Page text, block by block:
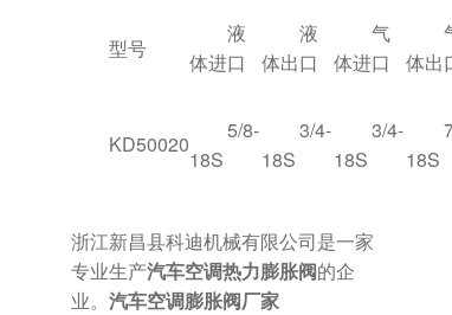
型号
液
体进口
液
体出口
气
体进口
气
体出口
KD50020
5/8-
18S
3/4-
18S
3/4-
18S
18S
浙江新昌县科迪机械有限公司是一家
专业生产汽车空调热力膨胀阀的企
业。 汽车空调膨胀阀厂家